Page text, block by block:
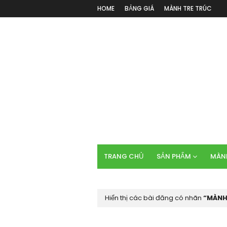
HOME BẢNG GIÁ MÀNH TRE TRÚC
TRANG CHỦ SẢN PHẨM
Hiển thị các bài đăng có nhãn